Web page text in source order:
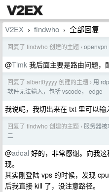
V2EX › findwho › 全部回复
回复了 findwho 创建的主题 › openvpn
@Timk 我后面主要是路由问题，
回复了 albert0yyyy 创建的主题 › 用
软件无法输入，包括 vscode， edge
我说呢，我切出来在 txt 里可以输
回复了 findwho 创建的主题 › 服务器
二
@adoal 好的，非常感谢。向我
现。
其实刚登陆 vps 的时候，发现
后我直接 kill 了，没注意路径。